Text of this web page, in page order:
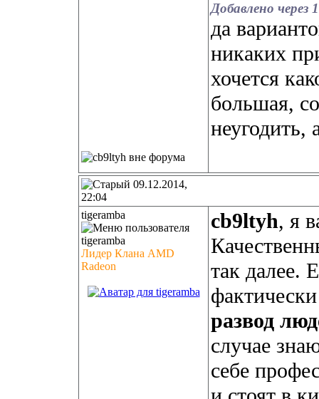
Добавлено через
да
никаких
хочется
большая,
неугодить,
09.12.2014,
22:04
tigeramba
Лидер Клана AMD
Radeon
cb9ltyh, я
так далее.
развод
случае
себе